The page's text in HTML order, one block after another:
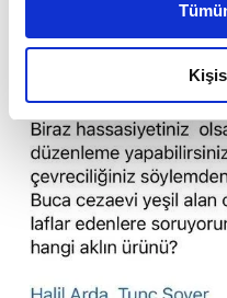
daha iyi reklam deneyimi
amacımızın size daha
olduğunu ve sizlere en iyi
elimizden gelen çabayı
reklamların
kalemimiz olduğunu
Her halükârda,
takdirde, kullanıcılara
gösterilmeyecektir."